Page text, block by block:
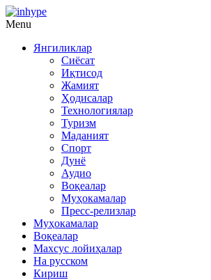
Menu
Янгиликлар
Сиёсат
Иқтисод
Жамият
Ҳодисалар
Технологиялар
Туризм
Маданият
Спорт
Дунё
Аудио
Воқеалар
Муҳокамалар
Пресс-релизлар
Муҳокамалар
Воқеалар
Махсус лойиҳалар
На русском
Кириш